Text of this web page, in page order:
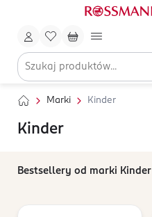
Marki Kinder
Kinder
Bestsellery od marki Kinder